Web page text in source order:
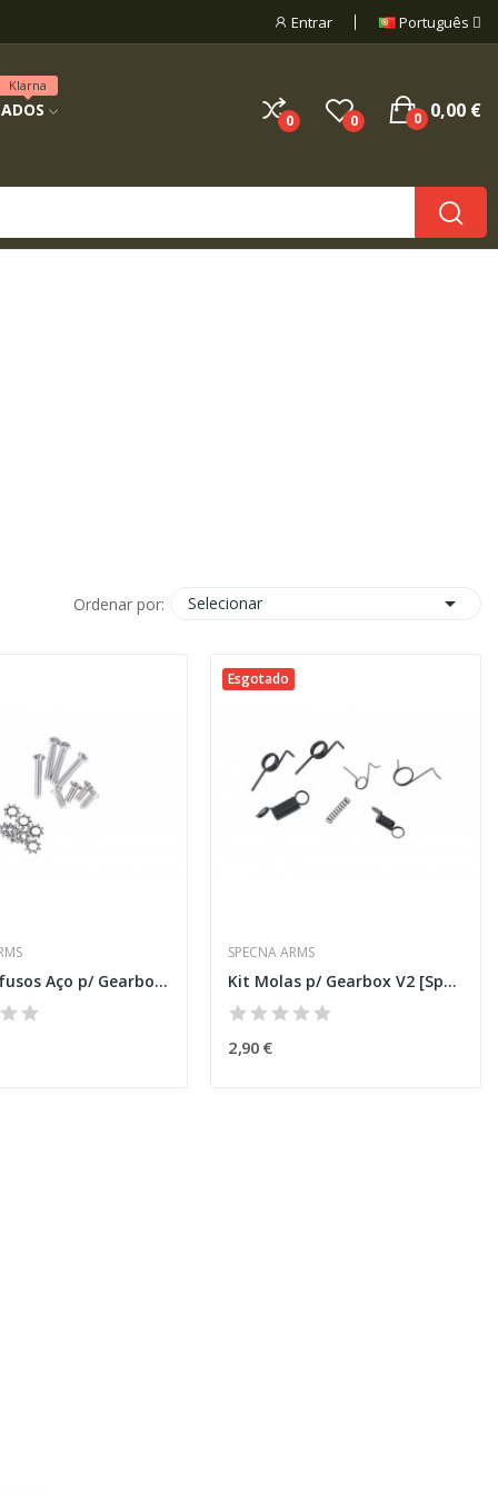
Entrar Português
Klarna
0 0 0,00 €
0
Ordenar por: Selecionar 
Kit Parafusos Aço p/ Gearbox V2 [Specna Arms]
Esgotado
SPECNA ARMS
Kit Molas p/ Gearbox V2 [Specna Arms]
2,90 €